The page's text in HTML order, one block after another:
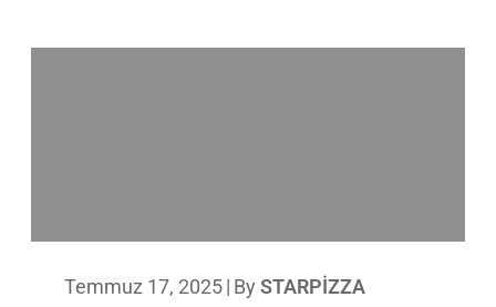
Temmuz 17, 2025| By STARPIZZA